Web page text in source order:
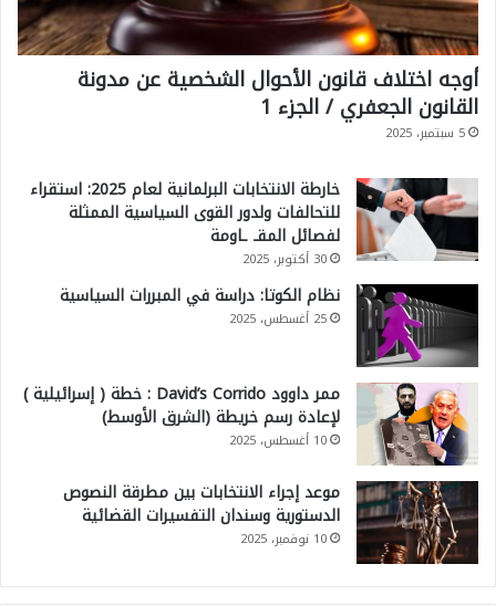
أوجه اختلاف قانون الأحوال الشخصية عن مدونة
القانون الجعفري / الجزء 1
5 سبتمبر، 2025
خارطة الانتخابات البرلمانية لعام 2025: استقراء
للتحالفات ولدور القوى السياسية الممثلة
لفصائل المقـ ـاومة
30 أكتوبر، 2025
نظام الكوتا: دراسة في المبررات السياسية
25 أغسطس، 2025
ممر داوود David’s Corrido : خطة ( إسرائيلية )
لإعادة رسم خريطة (الشرق الأوسط)
10 أغسطس، 2025
موعد إجراء الانتخابات بين مطرقة النصوص
الدستورية وسندان التفسيرات القضائية
10 نوفمبر، 2025